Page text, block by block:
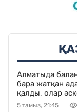
Алматыда
бара жатқан
қалды, олар
болып шықты
5 тамыз, 21:45